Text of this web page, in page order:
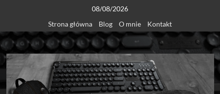
content
08/08/2026
Strona główna
Blog O mnie Kontakt